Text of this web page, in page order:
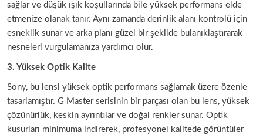
sağlar ve düşük ışık koşullarında bile yüksek performans elde
etmenize olanak tanır. Aynı zamanda derinlik alanı kontrolü için
esneklik sunar ve arka planı güzel bir şekilde bulanıklaştırarak
nesneleri vurgulamanıza yardımcı olur.
3. Yüksek Optik Kalite
Sony, bu lensi yüksek optik performans sağlamak üzere özenle
tasarlamıştır. G Master serisinin bir parçası olan bu lens, yüksek
çözünürlük, keskin ayrıntılar ve doğal renkler sunar. Optik
kusurları minimuma indirerek, profesyonel kalitede görüntüler